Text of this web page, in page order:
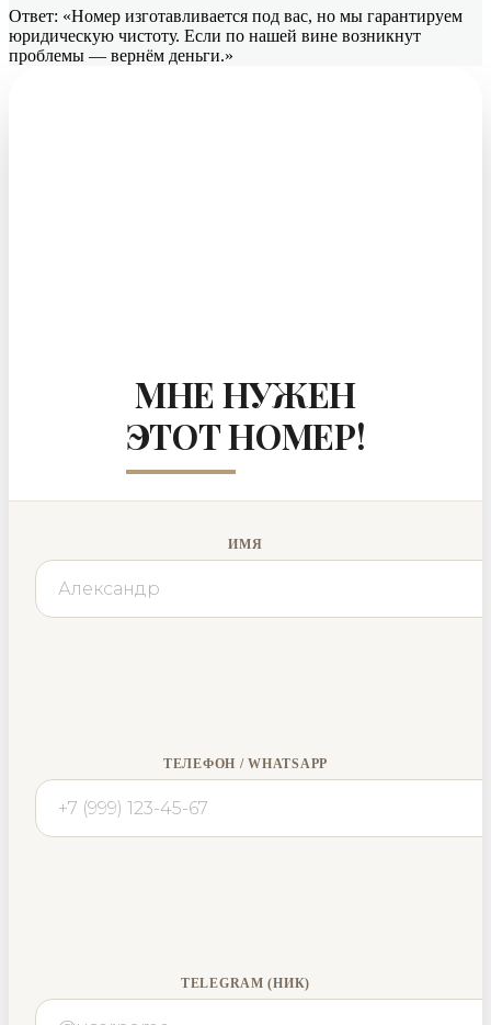
Ответ: «Номер изготавливается под вас, но мы гарантируем
юридическую чистоту. Если по нашей вине возникнут
проблемы — вернём деньги.»
МНЕ НУЖЕН
ЭТОТ НОМЕР!
ИМЯ
ТЕЛЕФОН / WHATSAPP
TELEGRAM (НИК)